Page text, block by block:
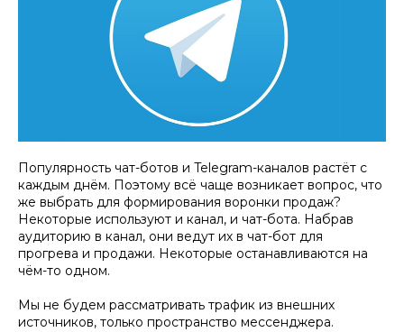
Популярность чат-ботов и Telegram-каналов растёт с
каждым днём. Поэтому всё чаще возникает вопрос, что
же выбрать для формирования воронки продаж?
Некоторые используют и канал, и чат-бота. Набрав
аудиторию в канал, они ведут их в чат-бот для
прогрева и продажи. Некоторые останавливаются на
чём-то одном.
Мы не будем рассматривать трафик из внешних
источников, только пространство мессенджера.